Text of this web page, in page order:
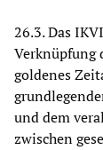
26.3. Das
Verknüpfung
goldenes
und dem
zwischen